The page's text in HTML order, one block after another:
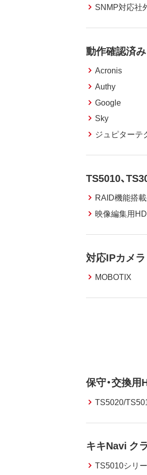
SNMP対応社
動作確認済
Acronis
Authy
Google
Sky
ジュピターテ
TS5010、
RAID機能搭
映像編集用
対応IPカメラ
MOBOTIX
保守・交換用
TS5020/
キキNavi ク
TS5010シリ